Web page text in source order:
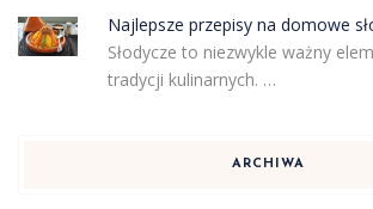
Najlepsze przepisy na domowe
Słodycze to niezwykle ważny
tradycji kulinarnych. …
ARCHIWA